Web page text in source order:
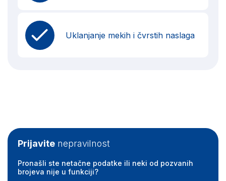
Uklanjanje mekih i čvrstih naslaga
Prijavite nepravilnost
Pronašli ste netačne podatke ili neki od pozvanih
brojeva nije u funkciji?